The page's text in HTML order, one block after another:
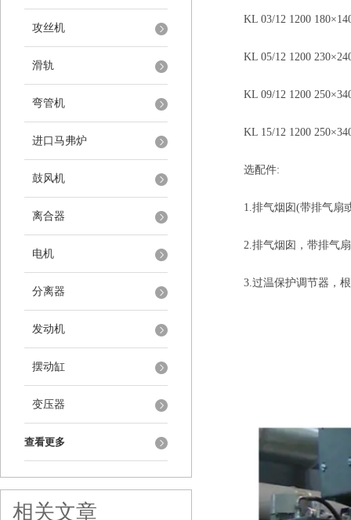
攻丝机
滑轨
弯管机
进口马弗炉
鼓风机
离合器
电机
分离器
发动机
摆动缸
变压器
查看更多
相关文章
KL 03/12 1200
KL 05/12 1200
KL 09/12 1200
KL 15/12 1200
选配件:
1.排气烟囱(带排气扇
2.排气烟囱，带排气扇
3.过温保护调节器，根